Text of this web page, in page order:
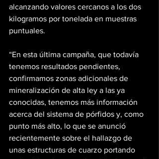
alcanzando valores cercanos a los dos
kilogramos por tonelada en muestras
puntuales.
“En esta última campaña, que todavía
tenemos resultados pendientes,
confirmamos zonas adicionales de
mineralización de alta ley a las ya
conocidas, tenemos más información
acerca del sistema de pórfidos y, como
punto más alto, lo que se anunció
recientemente sobre el hallazgo de
unas estructuras de cuarzo portando